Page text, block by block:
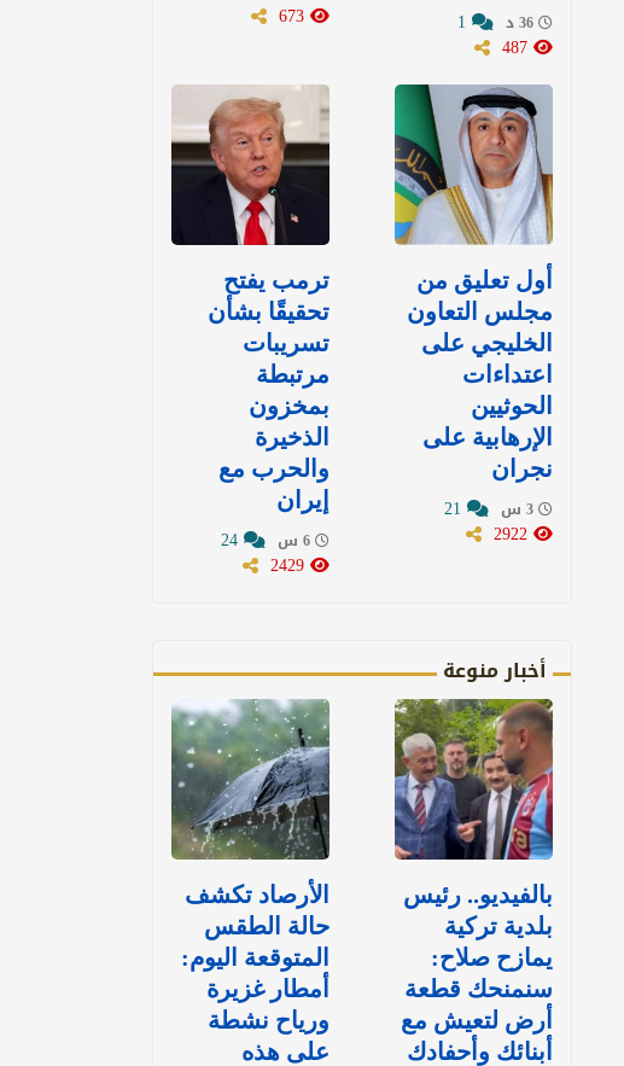
أول تعليق من
مجلس التعاون
الخليجي على
اعتداءات
الحوثيين
الإرهابية على
نجران
ترمب يفتح
تحقيقًا بشأن
تسريبات
مرتبطة
بمخزون
الذخيرة
والحرب مع
إيران
أخبار منوعة
بالفيديو.. رئيس
بلدية تركية
يمازح صلاح:
سنمنحك قطعة
أرض لتعيش مع
أبنائك وأحفادك
الأرصاد تكشف
حالة الطقس
المتوقعة اليوم:
أمطار غزيرة
ورياح نشطة
على هذه